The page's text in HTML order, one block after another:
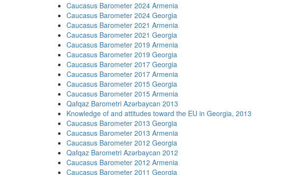
Caucasus Barometer 2024 Armenia
Caucasus Barometer 2024 Georgia
Caucasus Barometer 2021 Armenia
Caucasus Barometer 2021 Georgia
Caucasus Barometer 2019 Armenia
Caucasus Barometer 2019 Georgia
Caucasus Barometer 2017 Georgia
Caucasus Barometer 2017 Armenia
Caucasus Barometer 2015 Georgia
Caucasus Barometer 2015 Armenia
Qafqaz Barometri Azərbaycan 2013
Knowledge of and attitudes toward the EU in Georgia, 2013
Caucasus Barometer 2013 Georgia
Caucasus Barometer 2013 Armenia
Caucasus Barometer 2012 Georgia
Qafqaz Barometri Azərbaycan 2012
Caucasus Barometer 2012 Armenia
Caucasus Barometer 2011 Georgia